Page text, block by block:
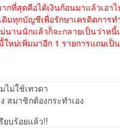
กที่สุดคือได้เงินก้อนมาแล้วเอาไ
มทุกบัญชีเพื่อรักษาเครดิตการ
นานนักแล้วก็จะกลายเป็นว่าหนี้
หม่เพิ่มมาอีก 1 รายการแถมเป็
ไม่ใช้เทวดา
สมาชิกต้องกระทำเอง
ยบร้อยแล้ว!!